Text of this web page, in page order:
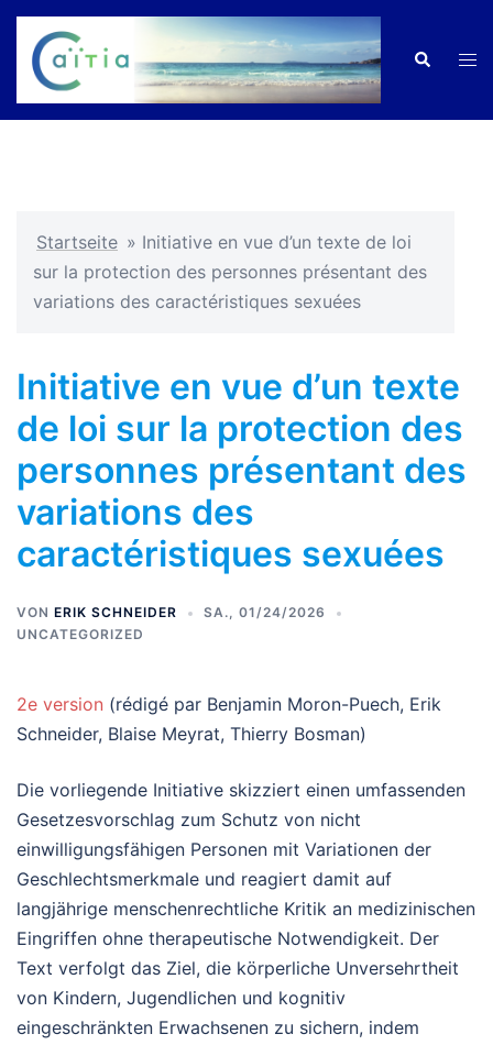
Zum
Inhalt
springen
Suche
Startseite » Initiative en vue d’un texte de loi
sur la protection des personnes présentant des
variations des caractéristiques sexuées
Initiative en vue d’un texte
de loi sur la protection des
personnes présentant des
variations des
caractéristiques sexuées
VON ERIK SCHNEIDER
SA., 01/24/2026
UNCATEGORIZED
2e version (rédigé par Benjamin Moron-Puech, Erik
Schneider, Blaise Meyrat, Thierry Bosman)
Die vorliegende Initiative skizziert einen umfassenden
Gesetzesvorschlag zum Schutz von nicht
einwilligungsfähigen Personen mit Variationen der
Geschlechtsmerkmale und reagiert damit auf
langjährige menschenrechtliche Kritik an medizinischen
Eingriffen ohne therapeutische Notwendigkeit. Der
Text verfolgt das Ziel, die körperliche Unversehrtheit
von Kindern, Jugendlichen und kognitiv
eingeschränkten Erwachsenen zu sichern, indem